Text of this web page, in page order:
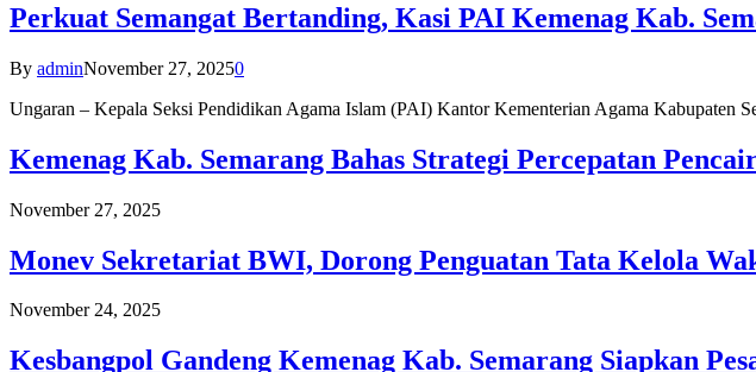
Perkuat Semangat Bertanding, Kasi PAI Kemenag Kab.
By adminNovember 27, 20250
Ungaran – Kepala Seksi Pendidikan Agama Islam (PAI) Kantor Kementerian Agama Kabupaten
Kemenag Kab. Semarang Bahas Strategi Percepatan
November 27, 2025
Monev Sekretariat BWI, Dorong Penguatan Tata Kelola
November 24, 2025
Kesbangpol Gandeng Kemenag Kab. Semarang Siapkan